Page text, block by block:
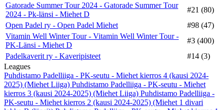
Gatorade Summer Tour 2024 - Gatorade Summer Tour
2024 - Pk-länsi - Miehet D
#21 (80)
Open Padel ry - Open Padel Miehet
#98 (47)
Vitamin Well Winter Tour - Vitamin Well Winter Tour -
PK-Länsi - Miehet D
#3 (400)
Padelkaverit ry - Kaveripisteet
#14 (3)
Leagues
Puhdistamo Padelliiga - PK-seutu - Miehet kierros 4 (kausi 2024-
2025) (Miehet Liiga) Puhdistamo Padelliiga - PK-seutu - Miehet
kierros 3 (kausi 2024-2025) (Miehet Liiga) Puhdistamo Padelliiga -
PK-seutu - Miehet kierros 2 (kausi 2024-2025) (Miehet 1 divari